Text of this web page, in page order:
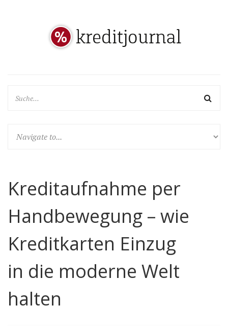
Kreditaufnahme per
Handbewegung – wie
Kreditkarten Einzug
in die moderne Welt
halten